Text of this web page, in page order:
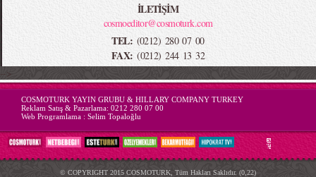
İLETİŞİM
cosmoeditor@cosmoturk.com
TEL: (0212) 280 07 00
FAX: (0212) 244 13 32
-->
COSMOTURK YAYIN GRUBU & HILLARY COMPANY TURKEY
Reklam Satış & Pazarlama: 0212 280 07 00
Web Programlama : Selim Topaloğlu
© COPYRIGHT 2015 COSMOTURK, Tüm Hakları Saklıdır. (0,22)